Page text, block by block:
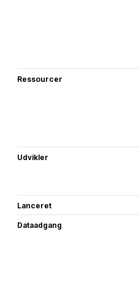
Ressourcer
Udvikler
Lanceret
Dataadgang